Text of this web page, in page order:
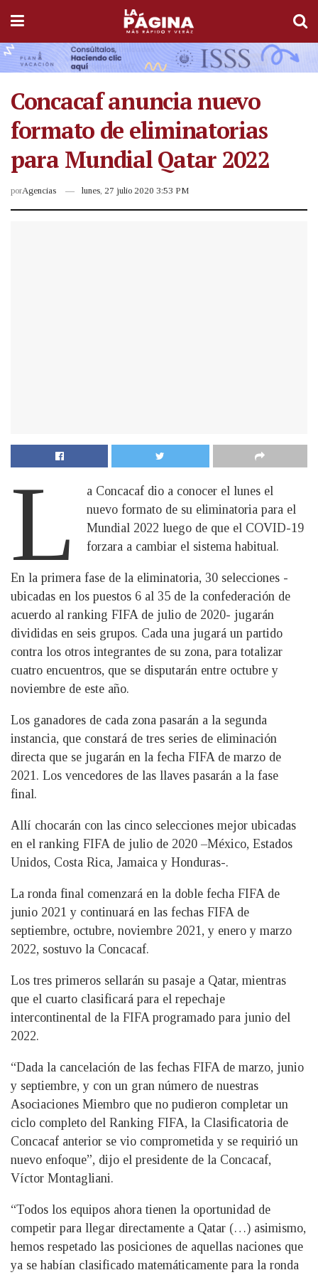
Concacaf anuncia nuevo
formato de eliminatorias
para Mundial Qatar 2022
porAgencias lunes, 27 julio 2020 3:53 PM
L
a Concacaf dio a conocer el lunes el
nuevo formato de su eliminatoria para el
Mundial 2022 luego de que el COVID-19
forzara a cambiar el sistema habitual.
En la primera fase de la eliminatoria, 30 selecciones -
ubicadas en los puestos 6 al 35 de la confederación de
acuerdo al ranking FIFA de julio de 2020- jugarán
divididas en seis grupos. Cada una jugará un partido
contra los otros integrantes de su zona, para totalizar
cuatro encuentros, que se disputarán entre octubre y
noviembre de este año.
Los ganadores de cada zona pasarán a la segunda
instancia, que constará de tres series de eliminación
directa que se jugarán en la fecha FIFA de marzo de
2021. Los vencedores de las llaves pasarán a la fase
final.
Allí chocarán con las cinco selecciones mejor ubicadas
en el ranking FIFA de julio de 2020 –México, Estados
Unidos, Costa Rica, Jamaica y Honduras-.
La ronda final comenzará en la doble fecha FIFA de
junio 2021 y continuará en las fechas FIFA de
septiembre, octubre, noviembre 2021, y enero y marzo
2022, sostuvo la Concacaf.
Los tres primeros sellarán su pasaje a Qatar, mientras
que el cuarto clasificará para el repechaje
intercontinental de la FIFA programado para junio del
2022.
“Dada la cancelación de las fechas FIFA de marzo, junio
y septiembre, y con un gran número de nuestras
Asociaciones Miembro que no pudieron completar un
ciclo completo del Ranking FIFA, la Clasificatoria de
Concacaf anterior se vio comprometida y se requirió un
nuevo enfoque”, dijo el presidente de la Concacaf,
Víctor Montagliani.
“Todos los equipos ahora tienen la oportunidad de
competir para llegar directamente a Qatar (…) asimismo,
hemos respetado las posiciones de aquellas naciones que
ya se habían clasificado matemáticamente para la ronda